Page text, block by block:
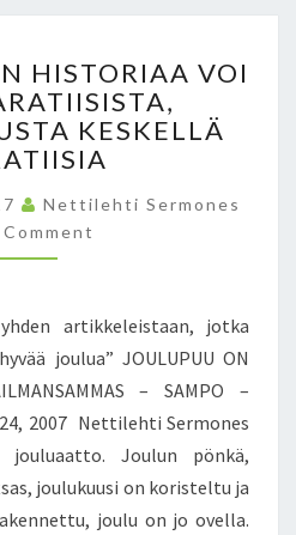
O
U
L
U
U
U
S
H
I
S
T
O
R
I
A
HISTORIAA VOI
KESKELLÄ
Nettilehti Sermones
artikkeleistaan, jotka
joulua” JOULUPUU ON
– SAMPO –
2007 Nettilehti Sermones
Joulun pönkä,
joulukuusi on koristeltu ja
joulu on jo ovella.